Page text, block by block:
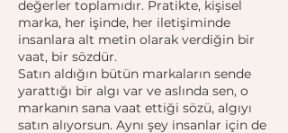
değerler toplamıdır. Pratikte, kişisel
marka, her işinde, her iletişiminde
insanlara alt metin olarak verdiğin bir
vaat, bir sözdür.
Satın aldığın bütün markaların sende
yarattığı bir algı var ve aslında sen, o
markanın sana vaat ettiği sözü, algıyı
satın alıyorsun. Aynı şey insanlar için de